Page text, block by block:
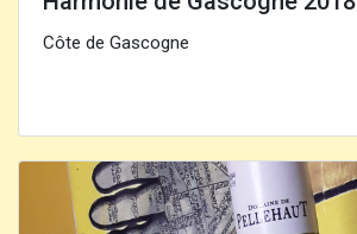
Côte de Gascogne